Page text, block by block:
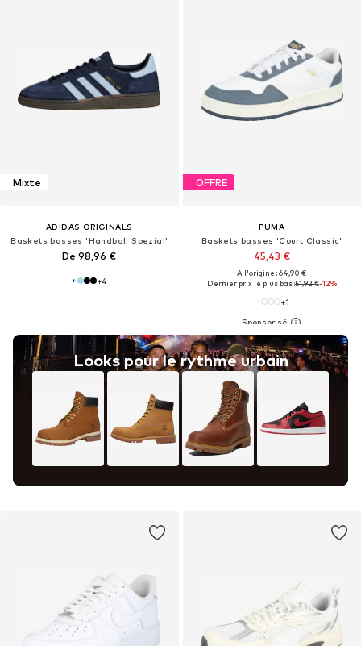
Mixte
ADIDAS ORIGINALS
Baskets basses 'Handball Spezial'
De 98,96 €
+4
Looks pour le rythme urbain
OFFRE
PUMA
Baskets basses 'Court Classic'
45,43 €
À l'origine : 64,90 €
Dernier prix le plus bas :51,92 €-12%
+1